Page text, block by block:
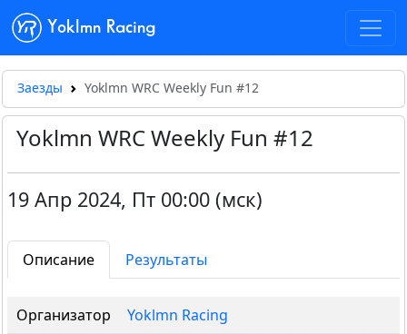
Yoklmn Racing
Заезды Yoklmn WRC Weekly Fun #12
Yoklmn WRC Weekly Fun #12
19 Апр 2024, Пт 00:00 (мск)
Описание Результаты
Организатор
Yoklmn Racing